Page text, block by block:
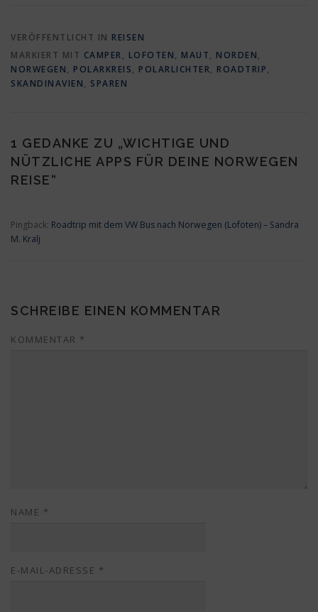
VERÖFFENTLICHT IN REISEN
MARKIERT MIT CAMPER, LOFOTEN, MAUT, NORDEN,
NORWEGEN, POLARKREIS, POLARLICHTER, ROADTRIP,
SKANDINAVIEN, SPAREN
1 GEDANKE ZU „WICHTIGE UND
NÜTZLICHE APPS FÜR DEINE NORWEGEN
REISE“
Pingback: Roadtrip mit dem VW Bus nach Norwegen (Lofoten) – Sandra
M. Kralj
SCHREIBE EINEN KOMMENTAR
KOMMENTAR *
NAME *
E-MAIL-ADRESSE *